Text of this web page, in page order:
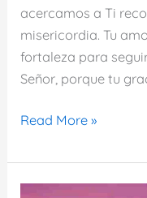
acercamos a Ti
misericordia. Tu
fortaleza para
Señor, porque tu
Oración
día
de
Read More »